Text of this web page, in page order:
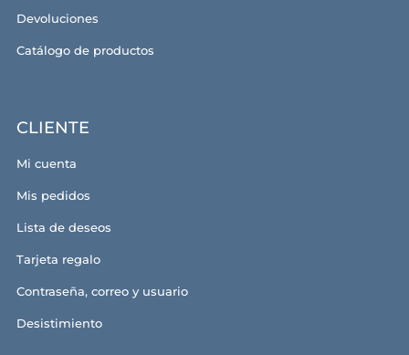
Devoluciones
Catálogo de productos
CLIENTE
Mi cuenta
Mis pedidos
Lista de deseos
Tarjeta regalo
Contraseña, correo y usuario
Desistimiento